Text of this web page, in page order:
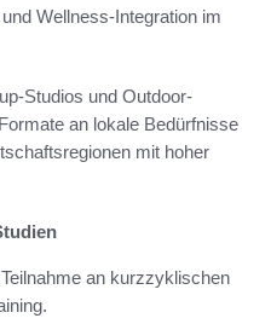
Wellness-Integration im
Studios und Outdoor-
an lokale Bedürfnisse
mit hoher
an kurzzyklischen